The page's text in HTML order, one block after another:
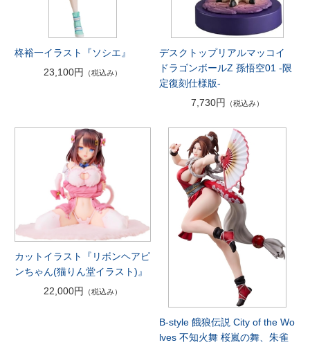
柊裕一イラスト『ソシエ』
23,100円
（税込み）
デスクトップリアルマッコイ
ドラゴンボールZ 孫悟空01 -限
定復刻仕様版-
7,730円
（税込み）
カットイラスト『リボンヘアピ
ンちゃん(猫りん堂イラスト)』
22,000円
（税込み）
B-style 餓狼伝説 City of the Wo
lves 不知火舞 桜嵐の舞、朱雀